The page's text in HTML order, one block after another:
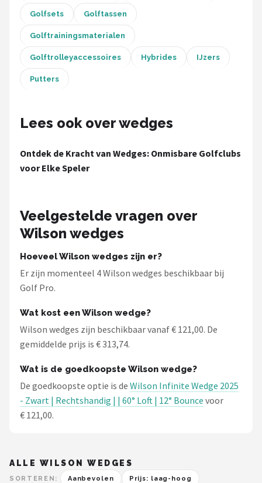
Golfsets Golftassen
Golftrainingsmaterialen
Golftrolleyaccessoires Hybrides IJzers
Putters
Lees ook over wedges
Ontdek de Kracht van Wedges: Onmisbare Golfclubs
voor Elke Speler
Veelgestelde vragen over
Wilson wedges
Hoeveel Wilson wedges zijn er?
Er zijn momenteel 4 Wilson wedges beschikbaar bij
Golf Pro.
Wat kost een Wilson wedge?
Wilson wedges zijn beschikbaar vanaf € 121,00. De
gemiddelde prijs is € 313,74.
Wat is de goedkoopste Wilson wedge?
De goedkoopste optie is de Wilson Infinite Wedge 2025
- Zwart | Rechtshandig | | 60° Loft | 12° Bounce voor
€ 121,00.
ALLE WILSON WEDGES
SORTEREN: Aanbevolen Prijs: laag-hoog